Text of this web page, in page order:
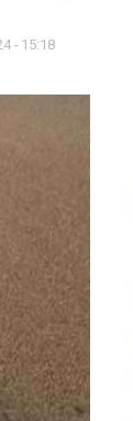
- 15:18